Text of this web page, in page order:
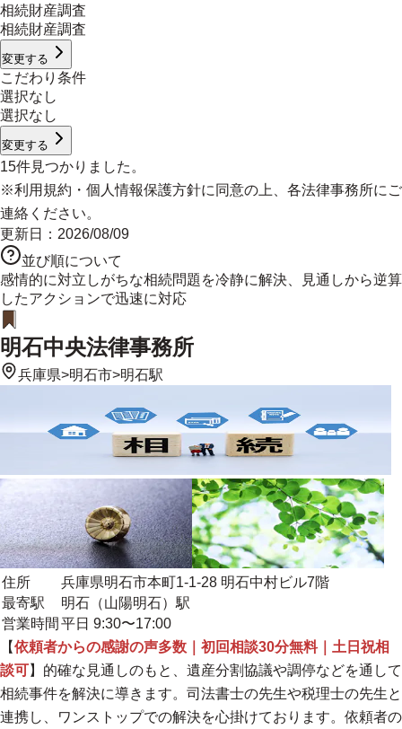
相続財産調査
相続財産調査
変更する
こだわり条件
選択なし
選択なし
変更する
15件見つかりました。
※利用規約 ・ 個人情報保護方針に同意の上、各法律事務所にご
連絡ください。
更新日： 2026/08/09
並び順について
感情的に対立しがちな相続問題を冷静に解決、見通しから逆算
したアクションで迅速に対応
明石中央法律事務所
兵庫県>明石市>明石駅
住所
兵庫県明石市本町1-1-28 明石中村ビル7階
最寄駅
明石（山陽明石）駅
営業時間 平日 9:30〜17:00
【依頼者からの感謝の声多数｜初回相談30分無料｜土日祝相
談可】的確な見通しのもと、遺産分割協議や調停などを通して
相続事件を解決に導きます。司法書士の先生や税理士の先生と
連携し、ワンストップでの解決を心掛けております。依頼者の